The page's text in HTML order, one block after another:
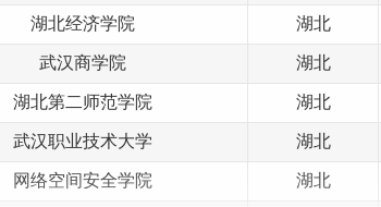
湖北经济学院 湖北
武汉商学院 湖北
湖北第二师范学院 湖北
武汉职业技术大学 湖北
网络空间安全学院 湖北